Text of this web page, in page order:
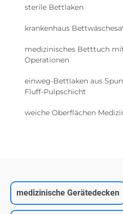
sterile Bettlaken
krankenhaus
medizinisches Betttuch
Operationen
einweg-Bettlaken aus
Fluff-Pulpschicht
weiche Oberflächen
medizinische Gerätedecken